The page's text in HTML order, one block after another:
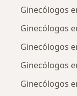
Ginecólogos
Ginecólogos
Ginecólogos
Ginecólogos
Ginecólogos